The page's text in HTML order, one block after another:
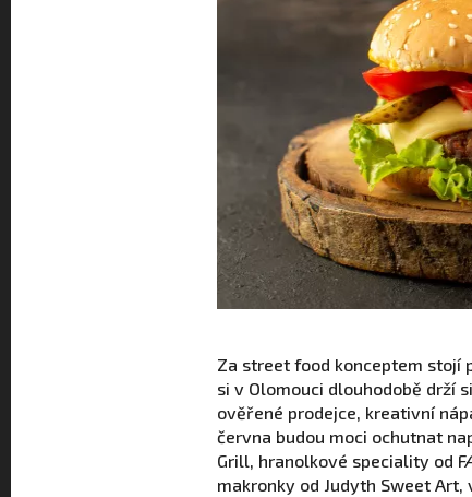
Za street food konceptem stojí
si v Olomouci dlouhodobě drží
ověřené prodejce, kreativní
června budou moci ochutnat
Grill, hranolkové speciality od
makronky od Judyth Sweet Art,